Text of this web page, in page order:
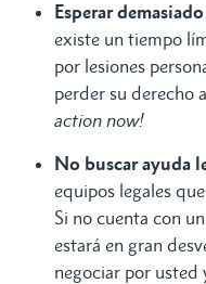
Esperar
existe un tiempo
por lesiones
perder su derecho
action now!
No buscar ayuda
equipos legales
Si no cuenta con
estará en gran
negociar por usted